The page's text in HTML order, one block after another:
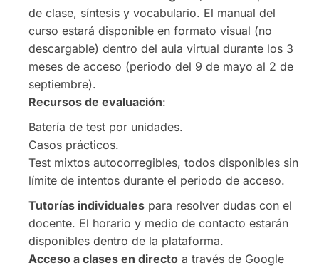
de clase, síntesis y vocabulario. El manual del
curso estará disponible en formato visual (no
descargable) dentro del aula virtual durante los 3
meses de acceso (periodo del 9 de mayo al 2 de
septiembre).
Recursos de evaluación:
Batería de test por unidades.
Casos prácticos.
Test mixtos autocorregibles, todos disponibles sin
límite de intentos durante el periodo de acceso.
Tutorías individuales para resolver dudas con el
docente. El horario y medio de contacto estarán
disponibles dentro de la plataforma.
Acceso a clases en directo a través de Google